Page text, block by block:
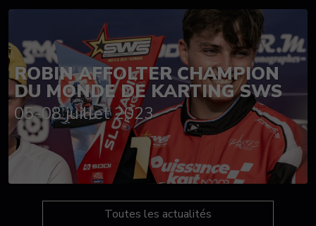
ROBIN AFFOLTER CHAMPION
DU MONDE DE KARTING SWS
05-08 juillet 2023
Toutes les actualités